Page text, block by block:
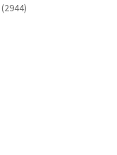
29442944